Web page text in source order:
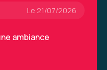
Le 21/07/2026
ambiance